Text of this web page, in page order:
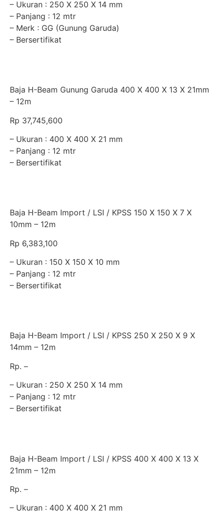
– Ukuran : 250 X 250 X 14 mm
– Panjang : 12 mtr
– Merk : GG (Gunung Garuda)
– Bersertifikat
Baja H-Beam Gunung Garuda 400 X 400 X 13 X 21mm
– 12m
Rp 37,745,600
– Ukuran : 400 X 400 X 21 mm
– Panjang : 12 mtr
– Bersertifikat
Baja H-Beam Import / LSI / KPSS 150 X 150 X 7 X
10mm – 12m
Rp 6,383,100
– Ukuran : 150 X 150 X 10 mm
– Panjang : 12 mtr
– Bersertifikat
Baja H-Beam Import / LSI / KPSS 250 X 250 X 9 X
14mm – 12m
Rp. –
– Ukuran : 250 X 250 X 14 mm
– Panjang : 12 mtr
– Bersertifikat
Baja H-Beam Import / LSI / KPSS 400 X 400 X 13 X
21mm – 12m
Rp. –
– Ukuran : 400 X 400 X 21 mm